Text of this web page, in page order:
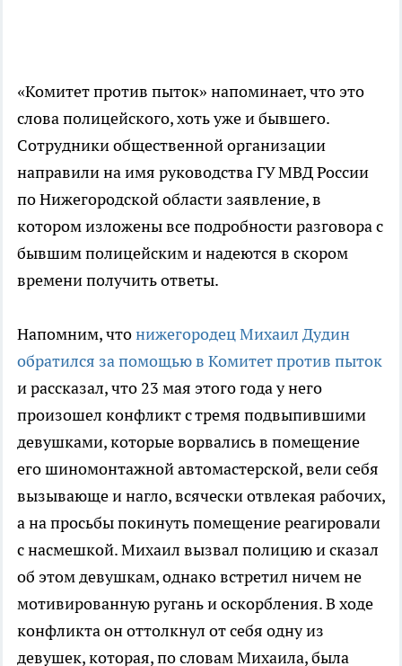
«Комитет против пыток» напоминает, что это
слова полицейского, хоть уже и бывшего.
Сотрудники общественной организации
направили на имя руководства ГУ МВД России
по Нижегородской области заявление, в
котором изложены все подробности разговора с
бывшим полицейским и надеются в скором
времени получить ответы.
Напомним, чтонижегородец Михаил Дудин
обратился за помощью в Комитет против пыток
и рассказал, что 23 мая этого года у него
произошел конфликт с тремя подвыпившими
девушками, которые ворвались в помещение
его шиномонтажной автомастерской, вели себя
вызывающе и нагло, всячески отвлекая рабочих,
а на просьбы покинуть помещение реагировали
с насмешкой. Михаил вызвал полицию и сказал
об этом девушкам, однако встретил ничем не
мотивированную ругань и оскорбления. В ходе
конфликта он оттолкнул от себя одну из
девушек, которая, по словам Михаила, была